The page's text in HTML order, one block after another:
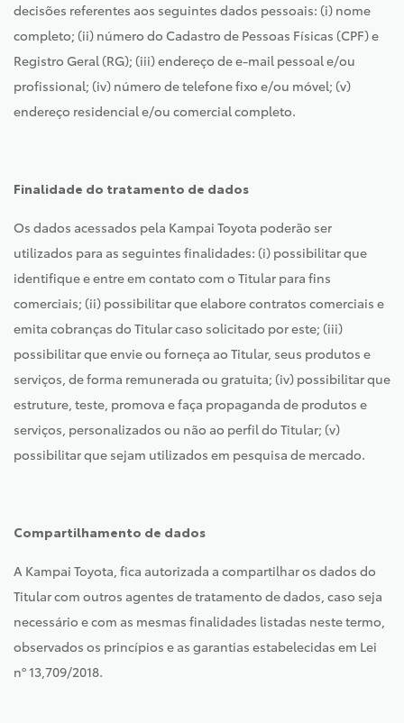
decisões referentes aos seguintes dados pessoais: (i) nome
completo; (ii) número do Cadastro de Pessoas Físicas (CPF) e
Registro Geral (RG); (iii) endereço de e-mail pessoal e/ou
profissional; (iv) número de telefone fixo e/ou móvel; (v)
endereço residencial e/ou comercial completo.
Finalidade do tratamento de dados
Os dados acessados pela Kampai Toyota poderão ser
utilizados para as seguintes finalidades: (i) possibilitar que
identifique e entre em contato com o Titular para fins
comerciais; (ii) possibilitar que elabore contratos comerciais e
emita cobranças do Titular caso solicitado por este; (iii)
possibilitar que envie ou forneça ao Titular, seus produtos e
serviços, de forma remunerada ou gratuita; (iv) possibilitar que
estruture, teste, promova e faça propaganda de produtos e
serviços, personalizados ou não ao perfil do Titular; (v)
possibilitar que sejam utilizados em pesquisa de mercado.
Compartilhamento de dados
A Kampai Toyota, fica autorizada a compartilhar os dados do
Titular com outros agentes de tratamento de dados, caso seja
necessário e com as mesmas finalidades listadas neste termo,
observados os princípios e as garantias estabelecidas em Lei
nº 13,709/2018.